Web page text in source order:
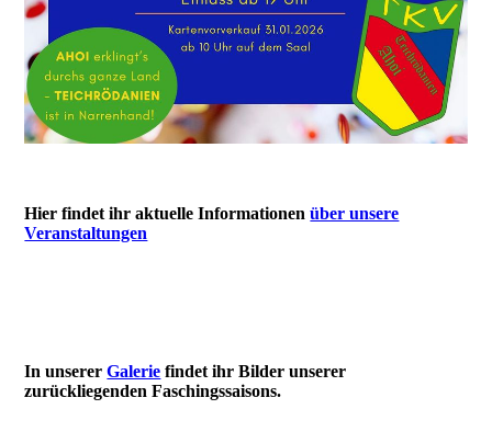
Hier findet ihr aktuelle Informationen über unsere
Veranstaltungen
In unsererGalerie findet ihr Bilder unserer
zurückliegenden Faschingssaisons.